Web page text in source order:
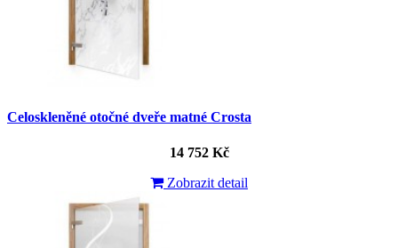
Celoskleněné otočné dveře matné Crosta
14 752 Kč
Zobrazit detail